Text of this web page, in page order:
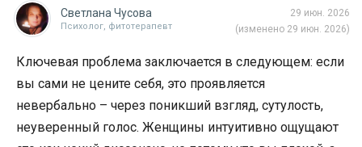
29 июн. 2026
(изменено 29 июн. 2026)
Светлана Чусова
Психолог, фитотерапевт
Ключевая проблема заключается в следующем: если
вы сами не цените себя, это проявляется
невербально – через поникший взгляд, сутулость,
неуверенный голос. Женщины интуитивно ощущают